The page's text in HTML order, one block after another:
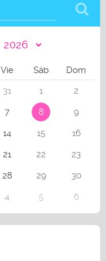
Vie Sáb
Dom
31 1
2
7 8
9
14 15
16
21 22
23
28 29
30
4 5 6